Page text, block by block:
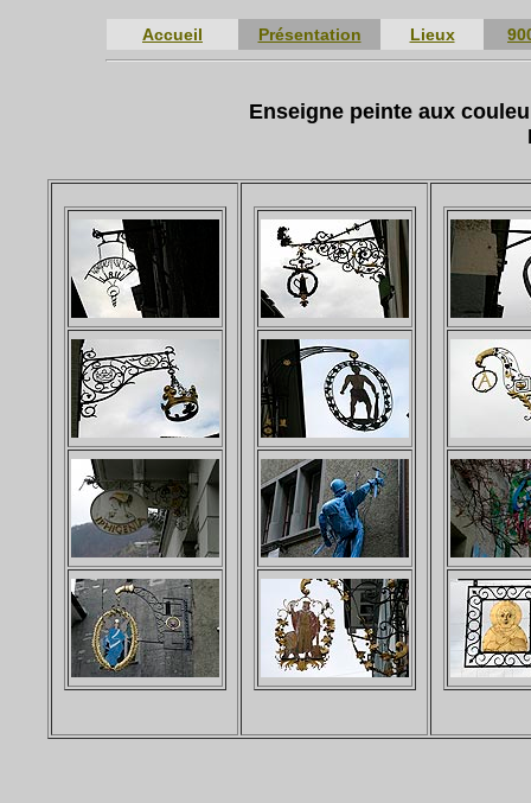
Accueil Présentation Lieux
Enseigne peinte aux